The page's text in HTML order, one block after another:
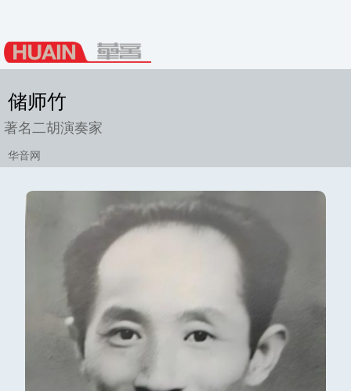
储师竹
著名二胡演奏家
华音网